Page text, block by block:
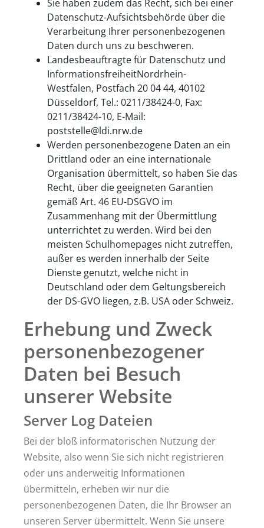
Sie haben zudem das Recht, sich bei einer
Datenschutz-Aufsichtsbehörde über die
Verarbeitung Ihrer personenbezogenen
Daten durch uns zu beschweren.
Landesbeauftragte für Datenschutz und
InformationsfreiheitNordrhein-
Westfalen, Postfach 20 04 44, 40102
Düsseldorf, Tel.: 0211/38424-0, Fax:
0211/38424-10, E-Mail:
poststelle@ldi.nrw.de
Werden personenbezogene Daten an ein
Drittland oder an eine internationale
Organisation übermittelt, so haben Sie das
Recht, über die geeigneten Garantien
gemäß Art. 46 EU-DSGVO im
Zusammenhang mit der Übermittlung
unterrichtet zu werden. Wird bei den
meisten Schulhomepages nicht zutreffen,
außer es werden innerhalb der Seite
Dienste genutzt, welche nicht in
Deutschland oder dem Geltungsbereich
der DS-GVO liegen, z.B. USA oder Schweiz.
Erhebung und Zweck
personenbezogener
Daten bei Besuch
unserer Website
Server Log Dateien
Bei der bloß informatorischen Nutzung der
Website, also wenn Sie sich nicht registrieren
oder uns anderweitig Informationen
übermitteln, erheben wir nur die
personenbezogenen Daten, die Ihr Browser an
unseren Server übermittelt. Wenn Sie unsere